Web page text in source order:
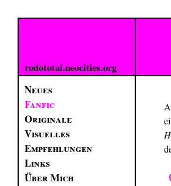
rodototal.neocities.org
Neues
Fanfic
Originale
Visuelles
Empfehlungen
Links
Über Mich